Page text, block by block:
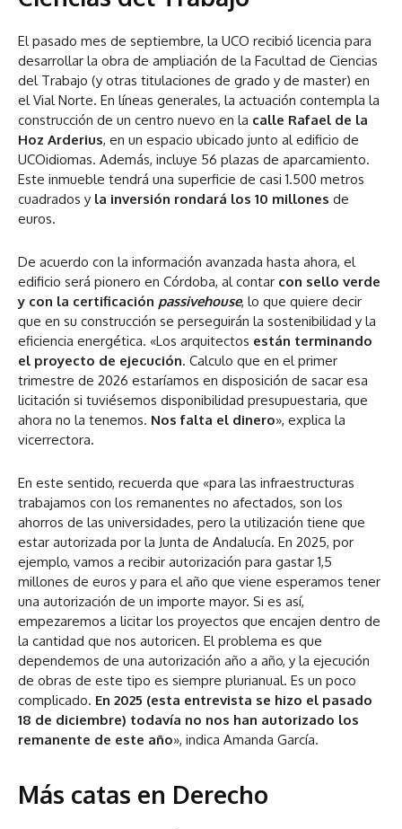
El pasado mes de septiembre, la UCO recibió licencia para
desarrollar la obra de ampliación de la Facultad de Ciencias
del Trabajo (y otras titulaciones de grado y de master) en
el Vial Norte. En líneas generales, la actuación contempla la
construcción de un centro nuevo en la calle Rafael de la
Hoz Arderius, en un espacio ubicado junto al edificio de
UCOidiomas. Además, incluye 56 plazas de aparcamiento.
Este inmueble tendrá una superficie de casi 1.500 metros
cuadrados y la inversión rondará los 10 millones de
euros.
De acuerdo con la información avanzada hasta ahora, el
edificio será pionero en Córdoba, al contar con sello verde
y con la certificación passivehouse, lo que quiere decir
que en su construcción se perseguirán la sostenibilidad y la
eficiencia energética. «Los arquitectos están terminando
el proyecto de ejecución. Calculo que en el primer
trimestre de 2026 estaríamos en disposición de sacar esa
licitación si tuviésemos disponibilidad presupuestaria, que
ahora no la tenemos. Nos falta el dinero», explica la
vicerrectora.
En este sentido, recuerda que «para las infraestructuras
trabajamos con los remanentes no afectados, son los
ahorros de las universidades, pero la utilización tiene que
estar autorizada por la Junta de Andalucía. En 2025, por
ejemplo, vamos a recibir autorización para gastar 1,5
millones de euros y para el año que viene esperamos tener
una autorización de un importe mayor. Si es así,
empezaremos a licitar los proyectos que encajen dentro de
la cantidad que nos autoricen. El problema es que
dependemos de una autorización año a año, y la ejecución
de obras de este tipo es siempre plurianual. Es un poco
complicado. En 2025 (esta entrevista se hizo el pasado
18 de diciembre) todavía no nos han autorizado los
remanente de este año», indica Amanda García.
Más catas en Derecho